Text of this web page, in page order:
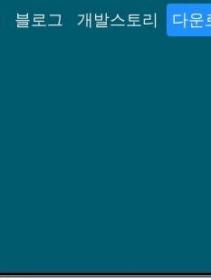
블로그 개발스토리 다운